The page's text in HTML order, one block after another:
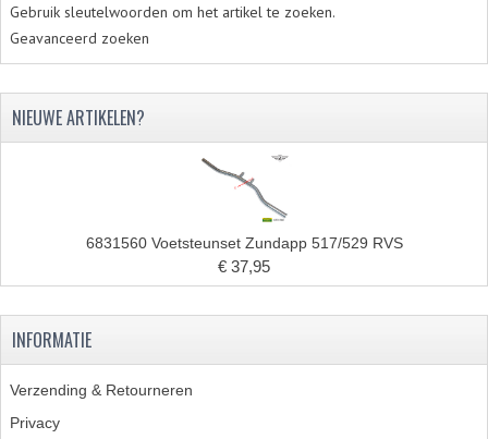
Gebruik sleutelwoorden om het artikel te zoeken.
Geavanceerd zoeken
NIEUWE ARTIKELEN?
6831560 Voetsteunset Zundapp 517/529 RVS
€ 37,95
INFORMATIE
Verzending & Retourneren
Privacy